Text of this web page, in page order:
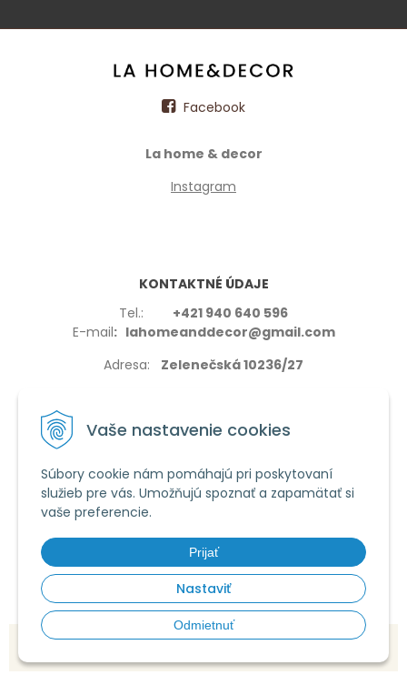
Vaše nastavenie cookies
Súbory cookie nám pomáhajú pri poskytovaní
služieb pre vás. Umožňujú spoznať a zapamätať si
vaše preferencie.
Prijať
Nastaviť
Odmietnuť
Facebook
La home & decor
Instagram
KONTAKTNÉ ÚDAJE
Tel.: +421 940 640 596
E-mail: lahomeanddecor@gmail.com
Adresa: Zelenečská 10236/27
VŠETKO O NÁKUPE
Používanie cookies
Obchodné podmienky
© 2026 La home & decor •tvorba eshopu cez UNIobchod,webhosting